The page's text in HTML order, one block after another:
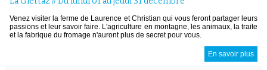
Venez visiter la ferme de Laurence et Christian qui vous feront partager leurs
passions et leur savoir faire. L'agriculture en montagne, les animaux, la traite
et la fabrique du fromage n'auront plus de secret pour vous.
En savoir plus